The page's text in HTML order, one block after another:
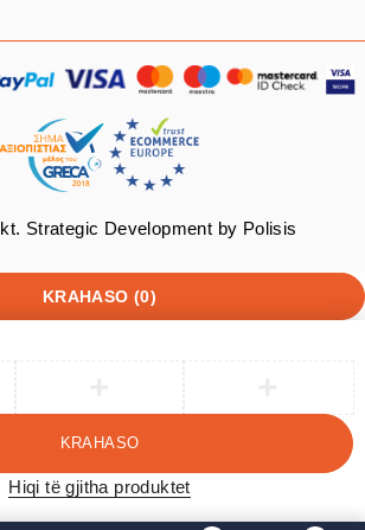
Strategic Development by Polisis
KRAHASO (0)
KRAHASO
Hiqi të gjitha produktet